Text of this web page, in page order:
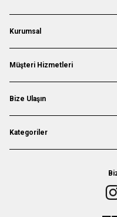
Kurumsal
Müşteri Hizmetleri
Bize Ulaşın
Kategoriler